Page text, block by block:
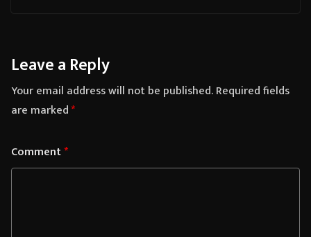
Leave a Reply
Your email address will not be published.Required fields
are marked*
Comment*